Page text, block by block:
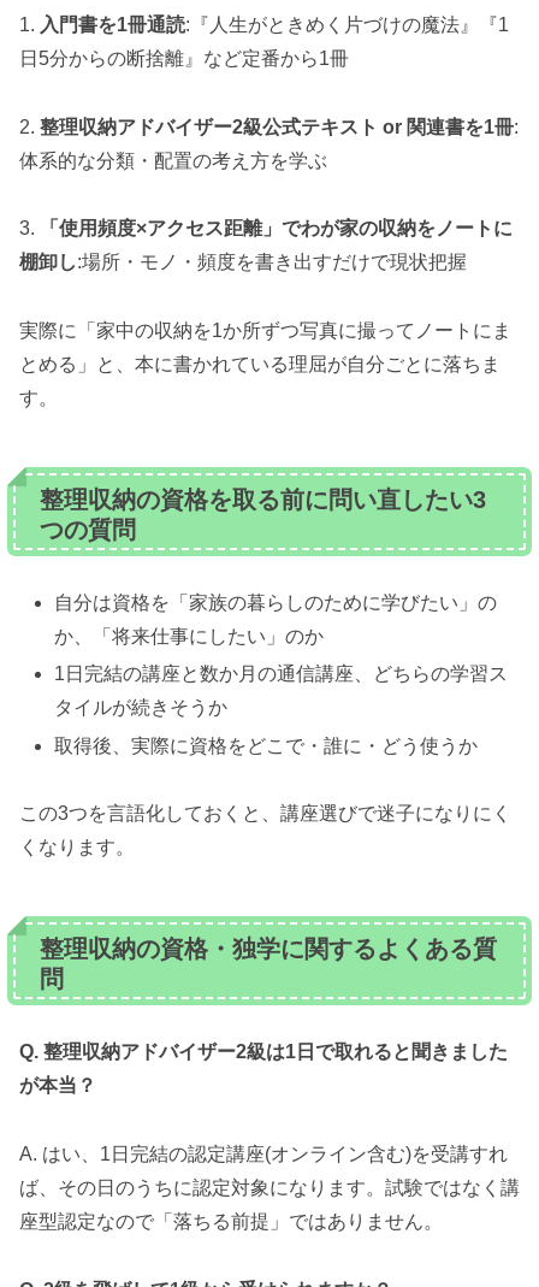
1. 入門書を1冊通読:『人生がときめく片づけの魔法』『1
日5分からの断捨離』など定番から1冊
2. 整理収納アドバイザー2級公式テキスト or 関連書を1冊:
体系的な分類・配置の考え方を学ぶ
3.
「使用頻度×アクセス距離」でわが家の収納をノートに
棚卸し:場所・モノ・頻度を書き出すだけで現状把握
実際に「家中の収納を1か所ずつ写真に撮ってノートにま
とめる」と、本に書かれている理屈が自分ごとに落ちま
す。
整理収納の資格を取る前に問い直したい3
つの質問
自分は資格を「家族の暮らしのために学びたい」の
か、「将来仕事にしたい」のか
1日完結の講座と数か月の通信講座、どちらの学習ス
タイルが続きそうか
取得後、実際に資格をどこで・誰に・どう使うか
この3つを言語化しておくと、講座選びで迷子になりにく
くなります。
整理収納の資格・独学に関するよくある質
問
Q. 整理収納アドバイザー2級は1日で取れると聞きました
が本当？
A. はい、1日完結の認定講座(オンライン含む)を受講すれ
ば、その日のうちに認定対象になります。試験ではなく講
座型認定なので「落ちる前提」ではありません。